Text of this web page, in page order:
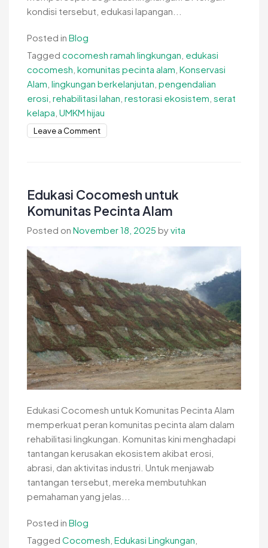
kondisi tersebut, edukasi lapangan...
Posted in Blog
Tagged cocomesh ramah lingkungan edukasi
cocomesh komunitas pecinta alam Konservasi
Alam lingkungan berkelanjutan pengendalian
erosi rehabilitasi lahan restorasi ekosistem serat
kelapa UMKM hijau
Leave a Commenton
Konservasi
Alam
Edukasi Cocomesh untuk
Komunitas Pecinta Alam
Posted on November 18, 2025 byvita
Edukasi Cocomesh untuk Komunitas Pecinta Alam
memperkuat peran komunitas pecinta alam dalam
rehabilitasi lingkungan. Komunitas kini menghadapi
tantangan kerusakan ekosistem akibat erosi,
abrasi, dan aktivitas industri. Untuk menjawab
tantangan tersebut, mereka membutuhkan
pemahaman yang jelas...
Posted in Blog
Tagged Cocomesh Edukasi Lingkungan